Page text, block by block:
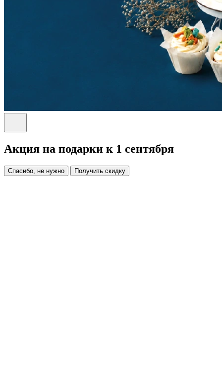
Акция на подарки к 1 сентября
Спасибо, не нужно Получить скидку